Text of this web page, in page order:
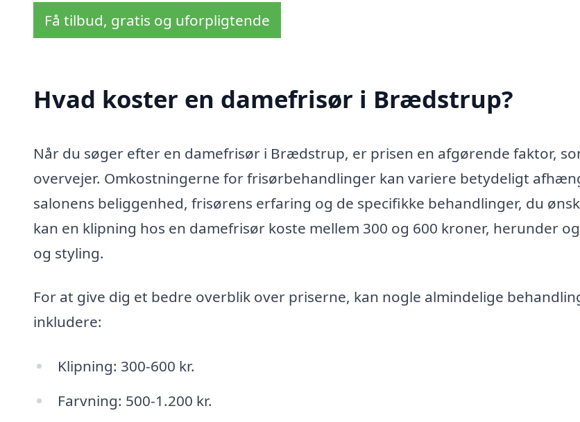
Få tilbud, gratis og uforpligtende
Hvad koster en damefrisør i Brædstrup?
Når du søger efter en damefrisør i Brædstrup, er prisen en afgørende faktor,
overvejer. Omkostningerne for frisørbehandlinger kan variere betydeligt
salonens beliggenhed, frisørens erfaring og de specifikke behandlinger, du
kan en klipning hos en damefrisør koste mellem 300 og 600 kroner, herunder
og styling.
For at give dig et bedre overblik over priserne, kan nogle almindelige
inkludere:
Klipning: 300-600 kr.
Farvning: 500-1.200 kr.